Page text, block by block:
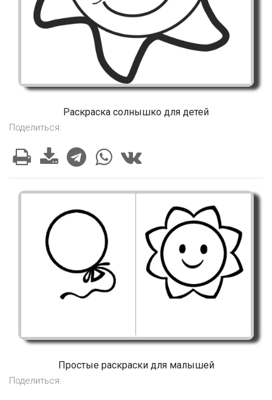
Раскраска солнышко для детей
Поделиться:
Простые раскраски для малышей
Поделиться: